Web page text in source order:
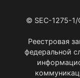
© SEC-1275-
Реестровая
федеральной